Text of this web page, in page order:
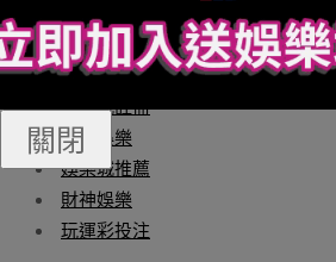
玩運彩娛樂城
Q8娛樂城
線上老虎機
娛樂城註冊
通博娛樂
娛樂城推薦
財神娛樂
玩運彩投注
關閉